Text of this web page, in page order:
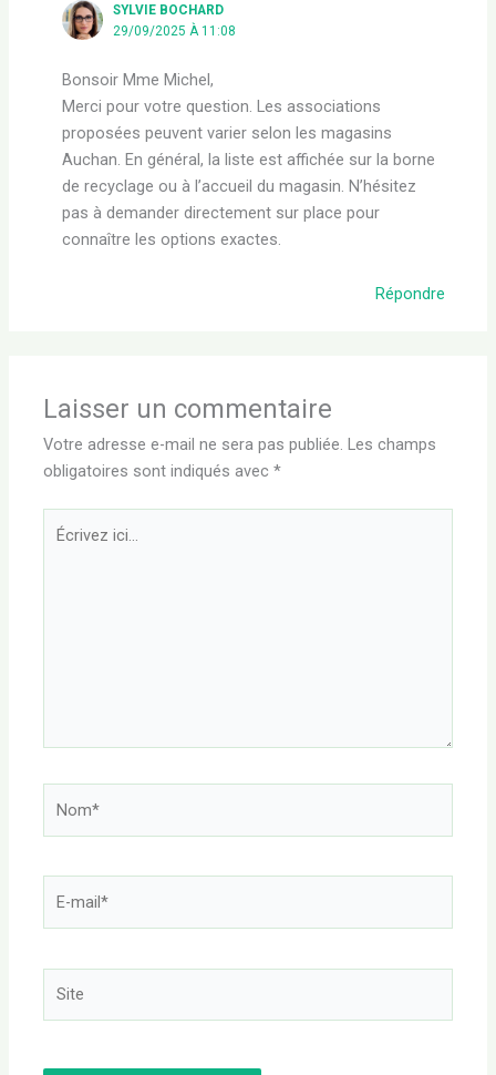
SYLVIE BOCHARD
29/09/2025 À 11:08
Bonsoir Mme Michel,
Merci pour votre question. Les associations
proposées peuvent varier selon les magasins
Auchan. En général, la liste est affichée sur la borne
de recyclage ou à l’accueil du magasin. N’hésitez
pas à demander directement sur place pour
connaître les options exactes.
Répondre
Laisser un commentaire
Votre adresse e-mail ne sera pas publiée. Les champs
obligatoires sont indiqués avec*
Écrivez
ici…
mail*